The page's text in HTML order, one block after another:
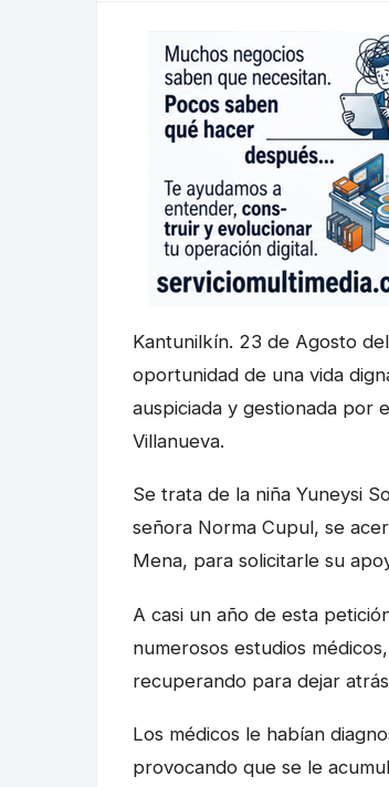
Kantunilkín. 23 de Agosto
oportunidad de una vida
auspiciada y gestionada por
Villanueva.
Se trata de la niña Yuneysi
señora Norma Cupul, se
Mena, para solicitarle su
A casi un año de esta
numerosos estudios
recuperando para dejar
Los médicos le habían
provocando que se le